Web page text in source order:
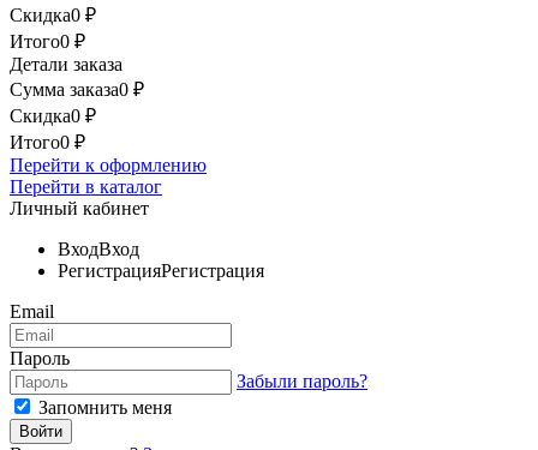
Скидка0 ₽
Итого0 ₽
Детали заказа
Сумма заказа0 ₽
Скидка0 ₽
Итого0 ₽
Перейти к оформлению
Перейти в каталог
Личный кабинет
ВходВход
РегистрацияРегистрация
Email
Пароль
Забыли пароль?
Запомнить меня